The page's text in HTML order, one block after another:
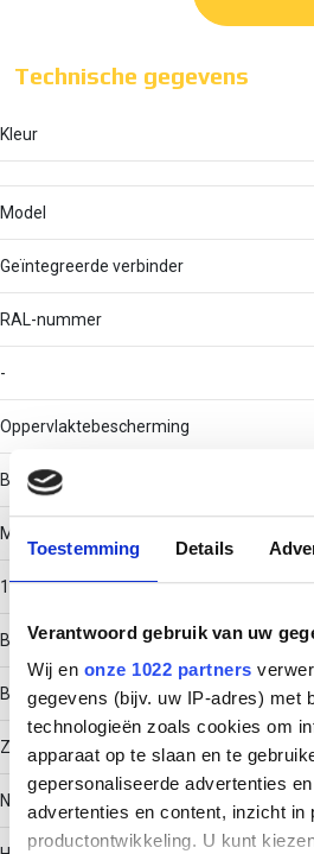
Toestemming Details
Verantwoord gebruik van uw
Wij en onze 1022 partners
gegevens (bijv. uw IP-adres) met
technologieën zoals cookies om
apparaat op te slaan en te
gepersonaliseerde advertenties
advertenties en content, inzicht in
productontwikkeling. U kunt
Technische gegevens
Kleur
Model
Geïntegreerde verbinder
RAL-nummer
-
Oppervlaktebescherming
Bandverzinkt (sendzimir verzinkt) en
Materiaaldikte
1
Bouwvorm
Bocht star
Zijperforatie
Nee